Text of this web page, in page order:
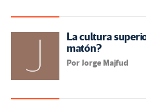
La cultura
matón?
Por Jorge Majfud